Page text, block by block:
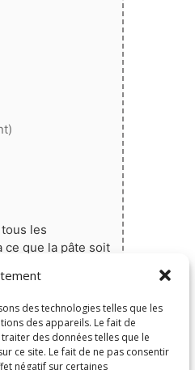
des technologies telles que les
des appareils. Le fait de
des données telles que le
ce site. Le fait de ne pas consentir
négatif sur certaines
les
que la pâte soit
au chaud
de même
en silicone).